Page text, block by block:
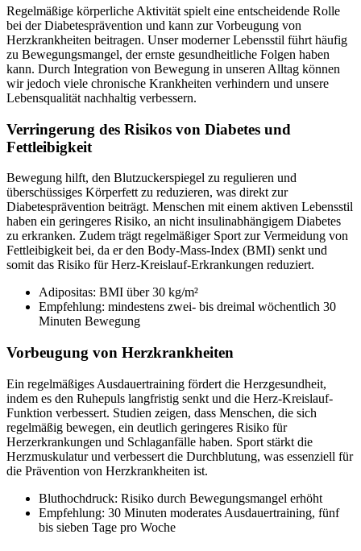
Regelmäßige körperliche Aktivität spielt eine entscheidende Rolle
bei der Diabetesprävention und kann zur Vorbeugung von
Herzkrankheiten beitragen. Unser moderner Lebensstil führt häufig
zu Bewegungsmangel, der ernste gesundheitliche Folgen haben
kann. Durch Integration von Bewegung in unseren Alltag können
wir jedoch viele chronische Krankheiten verhindern und unsere
Lebensqualität nachhaltig verbessern.
Verringerung des Risikos von Diabetes und
Fettleibigkeit
Bewegung hilft, den Blutzuckerspiegel zu regulieren und
überschüssiges Körperfett zu reduzieren, was direkt zur
Diabetesprävention beiträgt. Menschen mit einem aktiven Lebensstil
haben ein geringeres Risiko, an nicht insulinabhängigem Diabetes
zu erkranken. Zudem trägt regelmäßiger Sport zur Vermeidung von
Fettleibigkeit bei, da er den Body-Mass-Index (BMI) senkt und
somit das Risiko für Herz-Kreislauf-Erkrankungen reduziert.
Adipositas: BMI über 30 kg/m²
Empfehlung: mindestens zwei- bis dreimal wöchentlich 30
Minuten Bewegung
Vorbeugung von Herzkrankheiten
Ein regelmäßiges Ausdauertraining fördert die Herzgesundheit,
indem es den Ruhepuls langfristig senkt und die Herz-Kreislauf-
Funktion verbessert. Studien zeigen, dass Menschen, die sich
regelmäßig bewegen, ein deutlich geringeres Risiko für
Herzerkrankungen und Schlaganfälle haben. Sport stärkt die
Herzmuskulatur und verbessert die Durchblutung, was essenziell für
die Prävention von Herzkrankheiten ist.
Bluthochdruck: Risiko durch Bewegungsmangel erhöht
Empfehlung: 30 Minuten moderates Ausdauertraining, fünf
bis sieben Tage pro Woche